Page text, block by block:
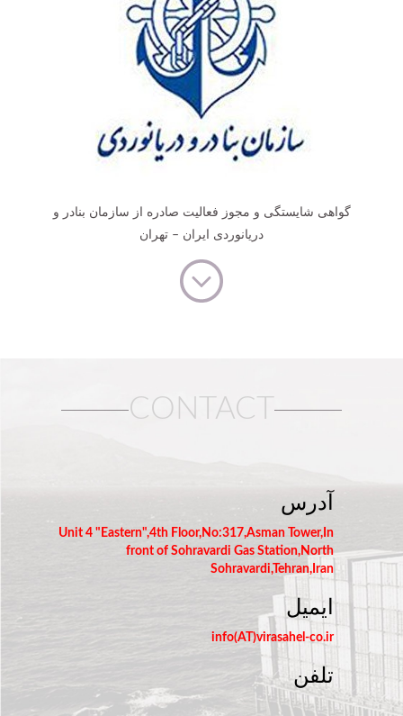
گواهی شایستگی و مجوز فعالیت صادره از سازمان بنادر و
دریانوردی ایران – تهران
CONTACT
آدرس
Unit 4 "Eastern",4th Floor,No:317,Asman Tower,In
front of Sohravardi Gas Station,North
Sohravardi,Tehran,Iran
ایمیل
info(AT)virasahel-co.ir
تلفن